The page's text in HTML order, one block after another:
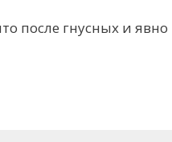
после гнусных и явно